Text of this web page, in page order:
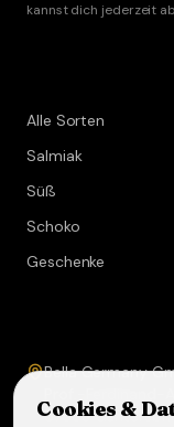
kannst dich jederzeit
Alle Sorten
Salmiak
Süß
Schoko
Geschenke
Bella Germany
67583
Cookies &